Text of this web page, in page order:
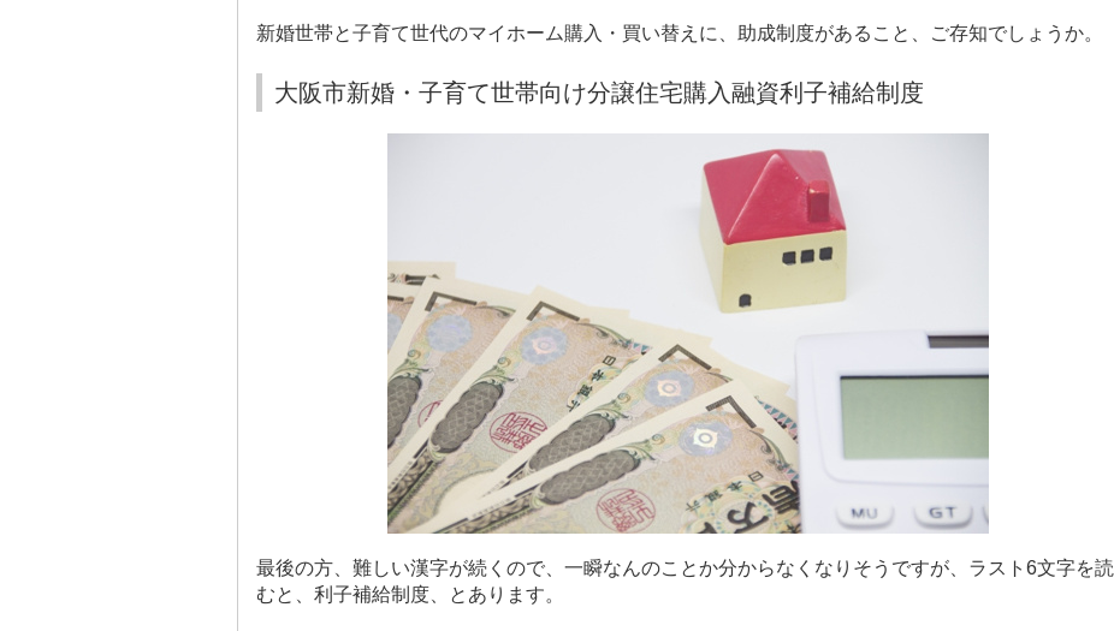
新婚世帯と子育て世代のマイホーム購入・買い替えに、助成制度があること、ご存知でしょうか。
大阪市新婚・子育て世帯向け分譲住宅購入融資利子補給制度
最後の方、難しい漢字が続くので、一瞬なんのことか分からなくなりそうですが、ラスト 6文字を読
むと、利子補給制度、とあります。